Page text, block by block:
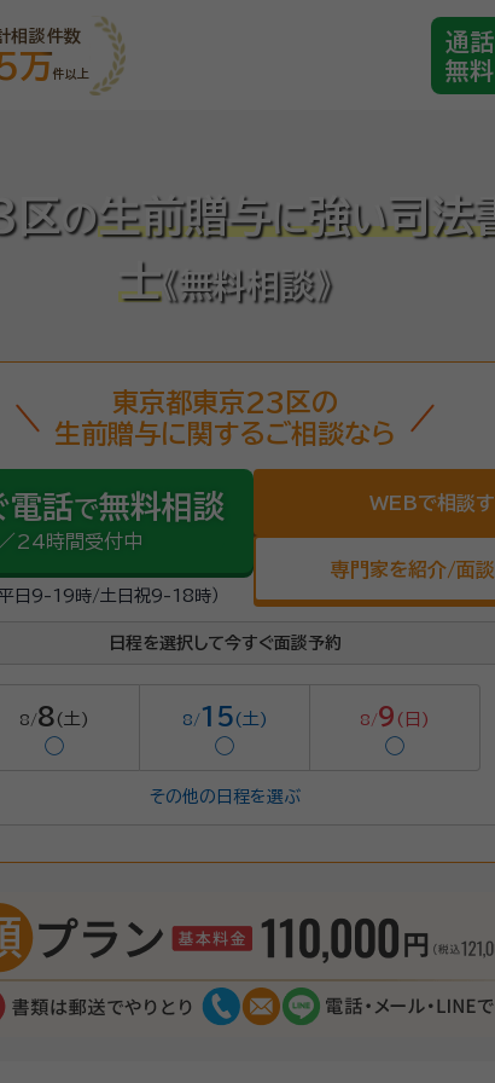
相談件数
万件以上
通話
無料
区の生前贈与に強い司法
士《無料相談》
東京都東京23区の
生前贈与に関するご相談なら
電話で無料相談
24時間受付中
平日9-19時/土日祝9-18時）
WEBで相談
専門家を紹介/面
日程を選択して今すぐ面談予約
8/8 (土)
◯
8/15(土)
◯
8/9 (日)
◯
その他の日程を選ぶ